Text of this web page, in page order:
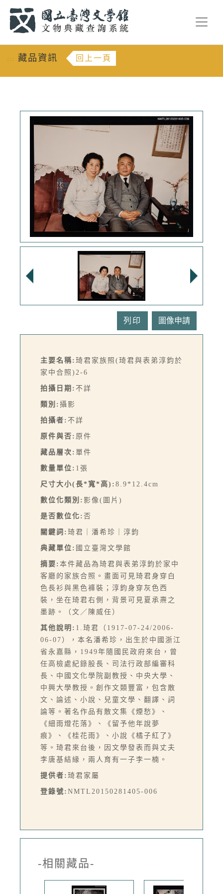
::: 藏品資訊 回上一頁
列印
主要名稱: 琦君家族照(琦君與表弟淳鈞於
家中合照)2-6
拍攝日期: 不詳
類別: 攝影
拍攝者: 不詳
原件與否: 原件
藏品層次: 單件
數量單位: 1張
尺寸大小(長*寬*高): 8.9*12.4cm
數位化類別: 影像(圖片)
是否數位化: 否
關鍵詞: 琦君｜潘希珍｜淳鈞
典藏單位: 國立臺灣文學館
摘要: 本件藏品為琦君與表弟淳鈞於家中
客廳的家族合照。畫面可見琦君身穿白
色長衫與黑色褲裝；淳鈞身穿灰色西
裝，坐在琦君右側，背景可見夏承燾之
墨跡。（文／陳威任）
其他說明: 1.琦君（1917-07-24/2006-
06-07），本名潘希珍，出生於中國浙江
省永嘉縣，1949年隨國民政府來台，曾
任高檢處紀錄股長、司法行政部編審科
長、中國文化學院副教授、中央大學、
中興大學教授。創作文類豐富，包含散
文、論述、小說、兒童文學、翻譯、詞
論等。著名作品有散文集《煙愁》、
《細雨燈花落》、《留予他年說夢
痕》、《桂花雨》、小說《橘子紅了》
等。琦君來台後，因文學發表而與丈夫
李唐基結緣，兩人育有一子李一楠。
提供者: 琦君家屬
登錄號: NMTL20150281405-006
-相關藏品-